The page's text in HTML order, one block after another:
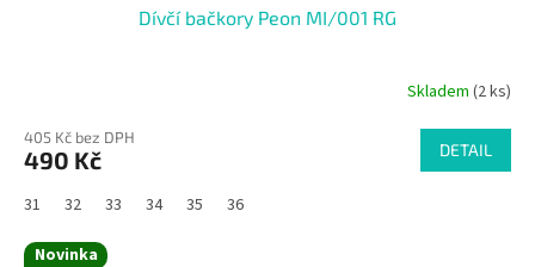
Dívčí bačkory Peon MI/001 RG
Skladem (2 ks)
405 Kč bez DPH
490 Kč DETAIL
31 32 33 34 35 36
Novinka